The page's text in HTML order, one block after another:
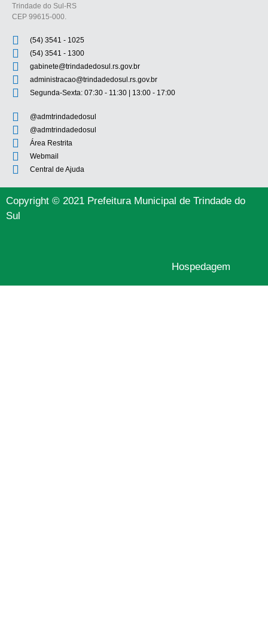
Trindade do Sul-RS
CEP 99615-000.
(54) 3541 - 1025
(54) 3541 - 1300
gabinete@trindadedosul.rs.gov.br
administracao@trindadedosul.rs.gov.br
Segunda-Sexta: 07:30 - 11:30 | 13:00 - 17:00
@admtrindadedosul
@admtrindadedosul
Área Restrita
Webmail
Central de Ajuda
Copyright © 2021 Prefeitura Municipal de Trindade do
Sul
Hospedagem